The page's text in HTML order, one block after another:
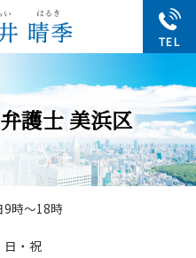
護士 美浜区
9時～18時
日・祝